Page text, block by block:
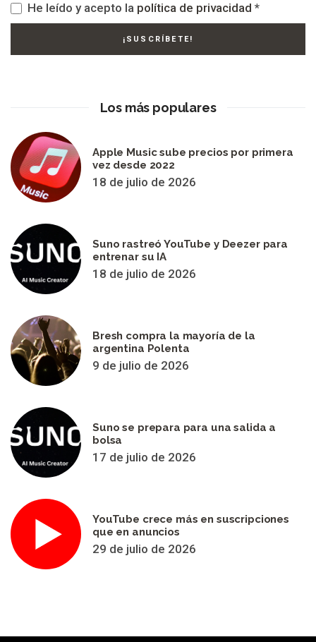
He leído y acepto la política de privacidad *
Los más populares
Apple Music sube precios por primera
vez desde 2022
18 de julio de 2026
Suno rastreó YouTube y Deezer para
entrenar su IA
18 de julio de 2026
Bresh compra la mayoría de la
argentina Polenta
9 de julio de 2026
Suno se prepara para una salida a
bolsa
17 de julio de 2026
YouTube crece más en suscripciones
que en anuncios
29 de julio de 2026